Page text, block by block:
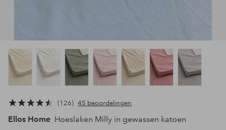
126 45 beoordelingen
Ellos Home Hoeslaken Milly in gewassen katoen